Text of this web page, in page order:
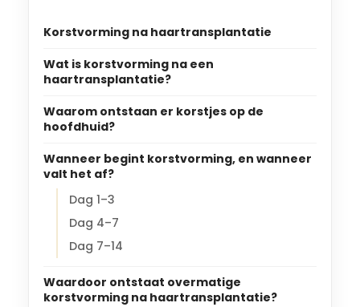
Korstvorming na haartransplantatie
Wat is korstvorming na een
haartransplantatie?
Waarom ontstaan er korstjes op de
hoofdhuid?
Wanneer begint korstvorming, en wanneer
valt het af?
Dag 1–3
Dag 4–7
Dag 7–14
Waardoor ontstaat overmatige
korstvorming na haartransplantatie?